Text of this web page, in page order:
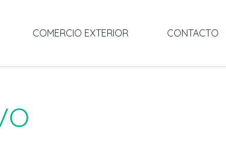
COMERCIO EXTERIOR CONTACTO